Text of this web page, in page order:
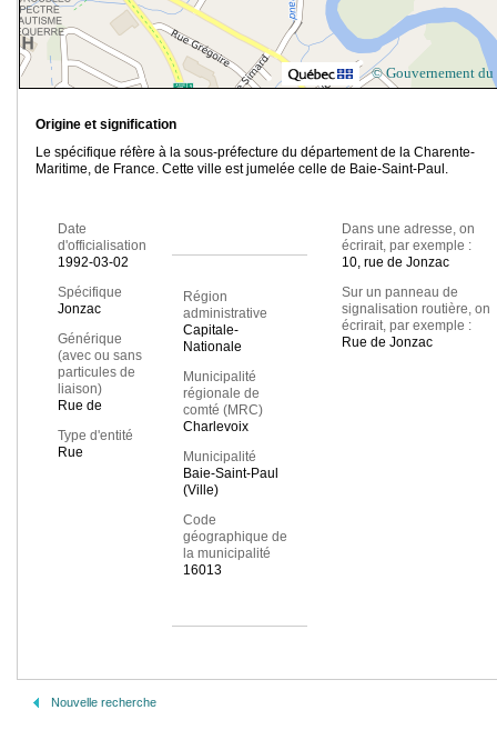
© Gouvernement du
Origine et signification
Le spécifique réfère à la sous-préfecture du département de la Charente-
Maritime, de France. Cette ville est jumelée celle de Baie-Saint-Paul.
Date
d'officialisation
1992-03-02
Spécifique
Jonzac
Générique
(avec ou sans
particules de
liaison)
Rue de
Type d'entité
Rue
Région
administrative
Capitale-
Nationale
Municipalité
régionale de
comté (MRC)
Charlevoix
Municipalité
Baie-Saint-Paul
(Ville)
Code
géographique de
la municipalité
16013
Dans une adresse, on
écrirait, par exemple :
10, rue de Jonzac
Sur un panneau de
signalisation routière, on
écrirait, par exemple :
Rue de Jonzac
Nouvelle recherche